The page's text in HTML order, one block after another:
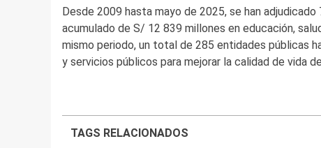
Desde 2009 hasta mayo de 2025, se han
acumulado de S/ 12 839 millones en educación,
mismo periodo, un total de 285 entidades públicas
y servicios públicos para mejorar la calidad de vida
TAGS RELACIONADOS